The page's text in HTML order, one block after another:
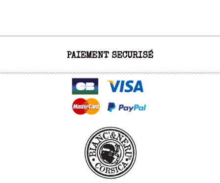
PAIEMENT SECURISÉ